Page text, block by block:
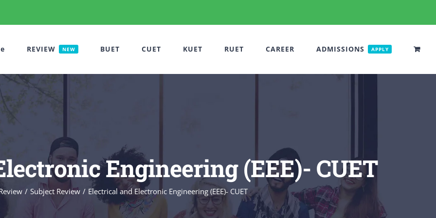
REVIEW NEW BUET CUET KUET RUET CAREER ADMISSIONS APPLY
Engineering (EEE)- CUET
Subject Review Electrical and Electronic Engineering (EEE)- CUET